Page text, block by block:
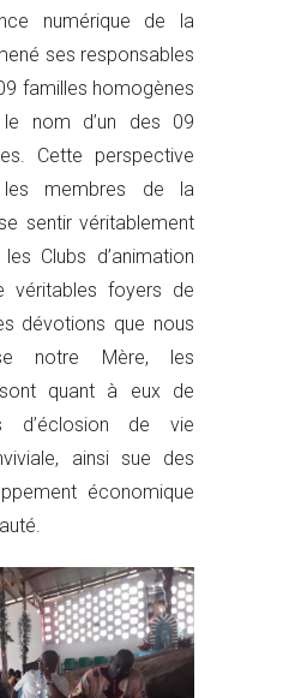
numérique de la
ses responsables
familles homogènes
nom d’un des 09
Cette perspective
membres de la
sentir véritablement
Clubs d’animation
véritables foyers de
dévotions que nous
notre Mère, les
quant à eux de
d’éclosion de vie
ainsi sue des
économique